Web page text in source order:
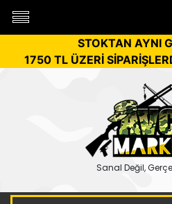
STOKTAN AYNI
1750 TL ÜZERİ
Sanal Değil,